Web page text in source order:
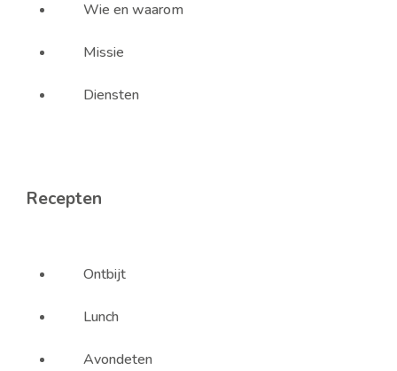
Wie en waarom
Missie
Diensten
Recepten
Ontbijt
Lunch
Avondeten